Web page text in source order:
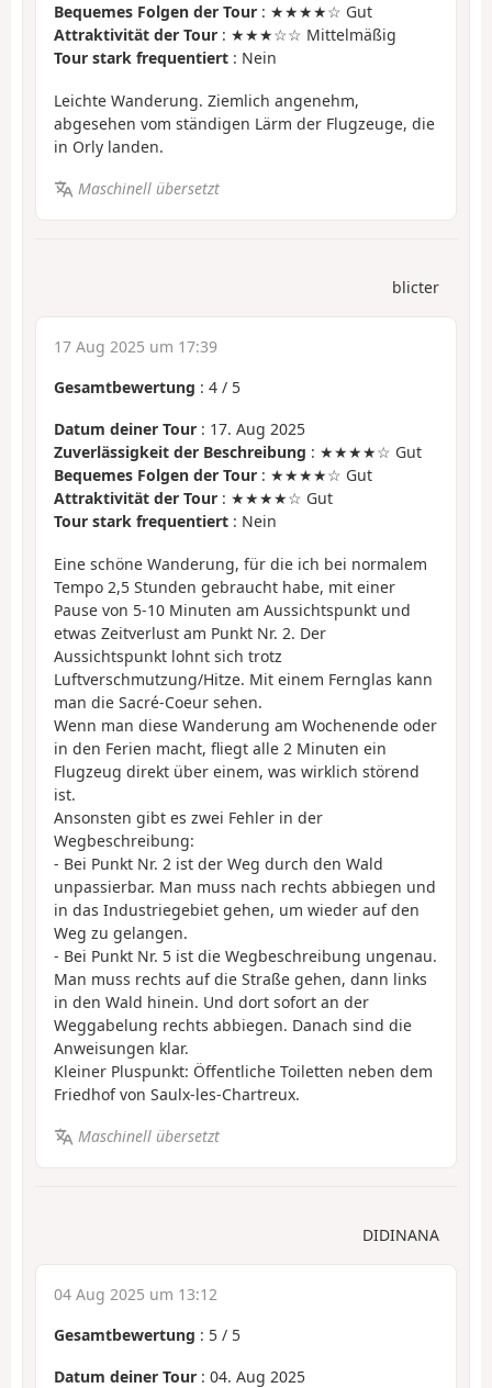
Bequemes Folgen der Tour : ★★★★☆ Gut
Attraktivität der Tour : ★★★☆☆ Mittelmäßig
Tour stark frequentiert : Nein
Leichte Wanderung. Ziemlich angenehm,
abgesehen vom ständigen Lärm der Flugzeuge, die
in Orly landen.
Maschinell übersetzt
blicter
17 Aug 2025 um 17:39
Gesamtbewertung : 4 / 5
Datum deiner Tour : 17. Aug 2025
Zuverlässigkeit der Beschreibung : ★★★★☆ Gut
Bequemes Folgen der Tour : ★★★★☆ Gut
Attraktivität der Tour : ★★★★☆ Gut
Tour stark frequentiert : Nein
Eine schöne Wanderung, für die ich bei normalem
Tempo 2,5 Stunden gebraucht habe, mit einer
Pause von 5-10 Minuten am Aussichtspunkt und
etwas Zeitverlust am Punkt Nr. 2. Der
Aussichtspunkt lohnt sich trotz
Luftverschmutzung/Hitze. Mit einem Fernglas kann
man die Sacré-Coeur sehen.
Wenn man diese Wanderung am Wochenende oder
in den Ferien macht, fliegt alle 2 Minuten ein
Flugzeug direkt über einem, was wirklich störend
ist.
Ansonsten gibt es zwei Fehler in der
Wegbeschreibung:
- Bei Punkt Nr. 2 ist der Weg durch den Wald
unpassierbar. Man muss nach rechts abbiegen und
in das Industriegebiet gehen, um wieder auf den
Weg zu gelangen.
- Bei Punkt Nr. 5 ist die Wegbeschreibung ungenau.
Man muss rechts auf die Straße gehen, dann links
in den Wald hinein. Und dort sofort an der
Weggabelung rechts abbiegen. Danach sind die
Anweisungen klar.
Kleiner Pluspunkt: Öffentliche Toiletten neben dem
Friedhof von Saulx-les-Chartreux.
Maschinell übersetzt
DIDINANA
04 Aug 2025 um 13:12
Gesamtbewertung : 5 / 5
Datum deiner Tour : 04. Aug 2025